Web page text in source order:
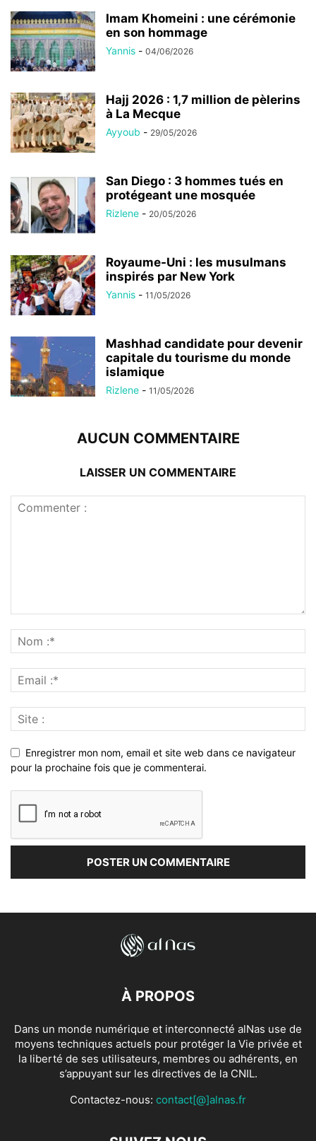
Imam Khomeini : une cérémonie
en son hommage
Yannis - 04/06/2026
Hajj 2026 : 1,7 million de pèlerins
à La Mecque
Ayyoub - 29/05/2026
San Diego : 3 hommes tués en
protégeant une mosquée
Rizlene - 20/05/2026
Royaume-Uni : les musulmans
inspirés par New York
Yannis - 11/05/2026
Mashhad candidate pour devenir
capitale du tourisme du monde
islamique
Rizlene - 11/05/2026
AUCUN COMMENTAIRE
LAISSER UN COMMENTAIRE
Enregistrer mon nom, email et site web dans ce navigateur
pour la prochaine fois que je commenterai.
À PROPOS
Dans un monde numérique et interconnecté alNas use de
moyens techniques actuels pour protéger la Vie privée et
la liberté de ses utilisateurs, membres ou adhérents, en
s’appuyant sur les directives de la CNIL.
Contactez-nous: contact[@]alnas.fr